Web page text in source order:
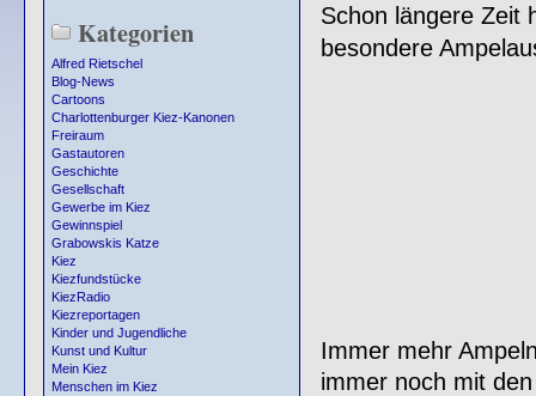
Kategorien
Alfred Rietschel
Blog-News
Cartoons
Charlottenburger Kiez-Kanonen
Freiraum
Gastautoren
Geschichte
Gesellschaft
Gewerbe im Kiez
Gewinnspiel
Grabowskis Katze
Kiez
Kiezfundstücke
KiezRadio
Kiezreportagen
Kinder und Jugendliche
Kunst und Kultur
Mein Kiez
Menschen im Kiez
Schon längere Zeit
besondere
Immer mehr
immer noch mit